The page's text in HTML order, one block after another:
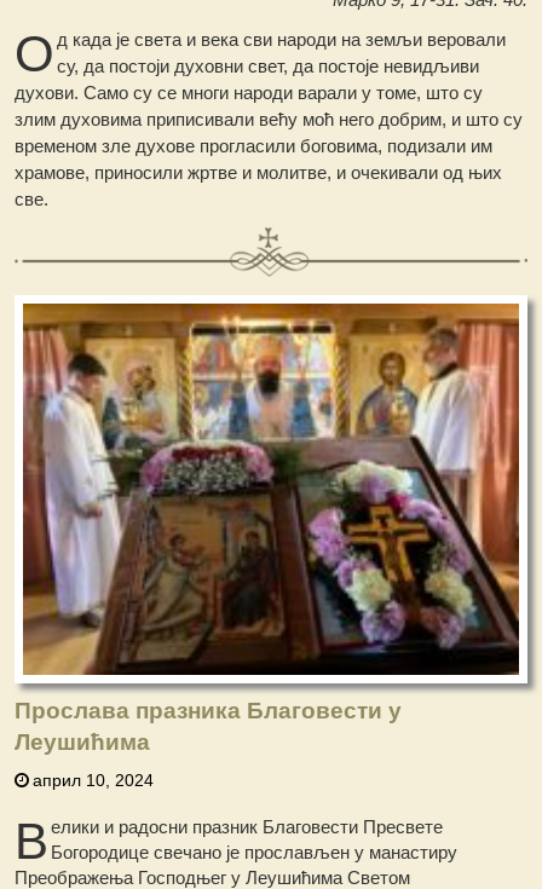
О д када је света и века сви народи на земљи веровали
су, да постоји духовни свет, да постоје невидљиви
духови. Само су се многи народи варали у томе, што су
злим духовима приписивали већу моћ него добрим, и што су
временом зле духове прогласили боговима, подизали им
храмове, приносили жртве и молитве, и очекивали од њих
све.
Прослава празника Благовести у
Леушићима
април 10, 2024
В елики и радосни празник Благовести Пресвете
Богородице свечано је прослављен у манастиру
Преображења Господњег у Леушићима Светом